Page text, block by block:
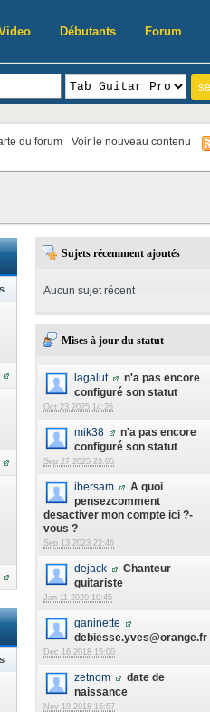
Débutants Forum
du forum Voir le nouveau contenu
Sujets récemment ajoutés
Aucun sujet récent
Mises à jour du statut
lagalut
n'a pas encore
configuré son statut
Oct 23 2025 14:26
mik38
n'a pas encore
configuré son statut
Sep 27 2025 23:05
ibersam
A quoi
pensezcomment
desactiver mon compte ici ?-
vous ?
Sep 13 2023 22:46
dejack
Chanteur
guitariste
Jan 11 2020 10:45
ganinette
debiesse.yves@orange.fr
Dec 16 2018 15:00
zetnom
date de
naissance
Nov 19 2018 15:57